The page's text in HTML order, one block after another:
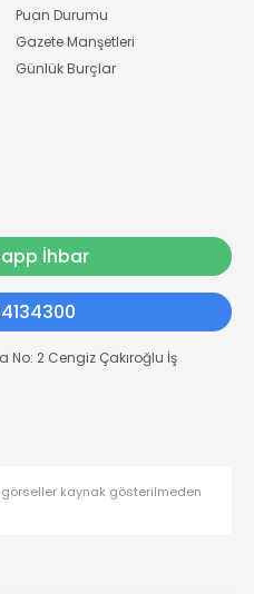
Puan Durumu
Gazete Manşetleri
Günlük Burçlar
İhbar
No: 2 Cengiz Çakıroğlu İş
kaynak gösterilmeden